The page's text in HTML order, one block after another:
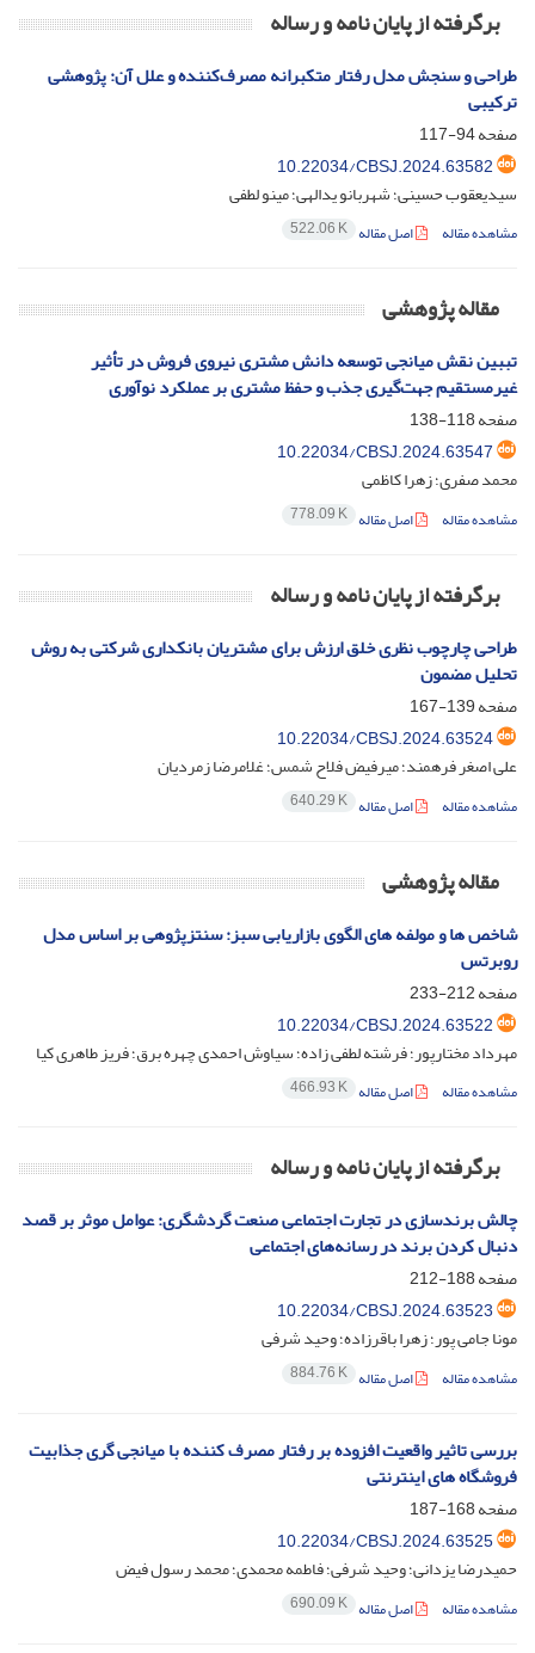
برگرفته از پایان نامه و رساله
طراحی و سنجش مدل رفتار متکبرانه مصرف‌کننده و علل آن: پژوهشی
ترکیبی
صفحه94-117
10.22034/CBSJ.2024.63582
سیدیعقوب حسینی؛ شهربانو یدالهی؛ مینو لطفی
مشاهده مقاله اصل مقاله 522.06 K
مقاله پژوهشی
تببین نقش میانجی توسعه دانش مشتری نیروی فروش در تأثیر
غیرمستقیم جهت‌گیری جذب و حفظ مشتری بر عملکرد نوآوری
صفحه118-138
10.22034/CBSJ.2024.63547
محمد صفری؛ زهرا کاظمی
مشاهده مقاله اصل مقاله 778.09 K
برگرفته از پایان نامه و رساله
طراحی چارچوب نظری خلق ارزش برای مشتریان بانکداری شرکتی به روش
تحلیل مضمون
صفحه139-167
10.22034/CBSJ.2024.63524
علی اصغر فرهمند؛ میرفیض فلاح شمس؛ غلامرضا زمردیان
مشاهده مقاله اصل مقاله 640.29 K
مقاله پژوهشی
شاخص ها و مولفه های الگوی بازاریابی سبز: سنتزپژوهی بر اساس مدل
روبرتس
صفحه212-233
10.22034/CBSJ.2024.63522
مهرداد مختارپور؛ فرشته لطفی زاده؛ سیاوش احمدی چهره برق؛ فریز طاهری کیا
مشاهده مقاله اصل مقاله 466.93 K
برگرفته از پایان نامه و رساله
چالش برندسازی در تجارت اجتماعی صنعت گردشگری: عوامل موثر بر قصد
دنبال کردن برند در رسانه‌های اجتماعی
صفحه188-212
10.22034/CBSJ.2024.63523
مونا جامی پور؛ زهرا باقرزاده؛ وحید شرفی
مشاهده مقاله اصل مقاله 884.76 K
بررسی تاثیر واقعیت افزوده بر رفتار مصرف کننده با میانجی گری جذابیت
فروشگاه های اینترنتی
صفحه168-187
10.22034/CBSJ.2024.63525
حمیدرضا یزدانی؛ وحید شرفی؛ فاطمه محمدی؛ محمد رسول فیض
مشاهده مقاله اصل مقاله 690.09 K